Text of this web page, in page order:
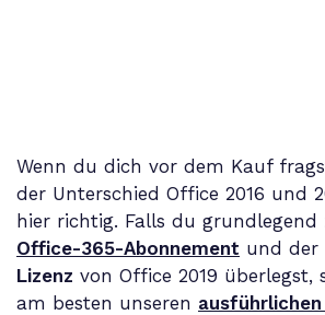
Wenn du dich vor dem Kauf
der Unterschied Office 2016 und
hier richtig. Falls du grundlegend
Office-365-Abonnement und der
Lizenz von Office 2019 überlegst,
am besten unseren ausführlichen